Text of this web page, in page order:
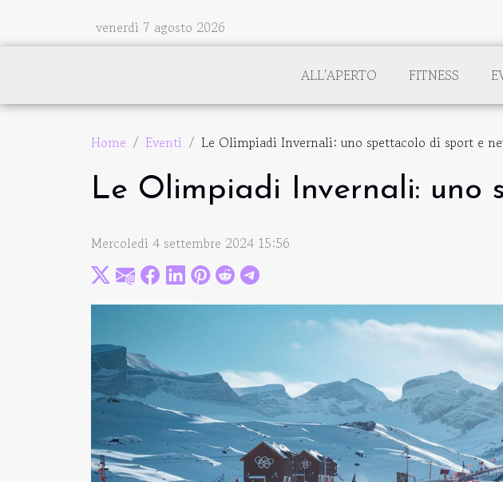
venerdì 7 agosto 2026
ALL'APERTO FITNESS
Home Eventi Le Olimpiadi Invernali: uno spettacolo di sport e
Le Olimpiadi Invernali: uno
Mercoledì 4 settembre 2024 15:56